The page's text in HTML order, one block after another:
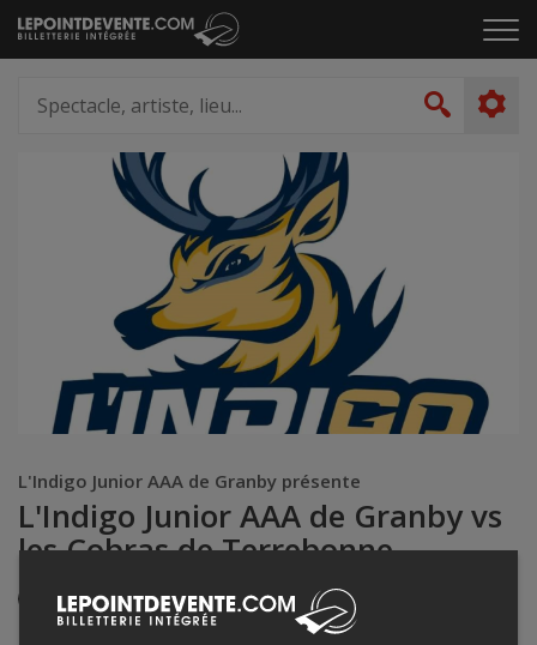
Passer
au
le
artiste,
lieu...
L'Indigo Junior AAA de Granby présente
L'Indigo Junior AAA de Granby vs
les Cobras de Terrebonne
Événement en personne
8 novembre 2025